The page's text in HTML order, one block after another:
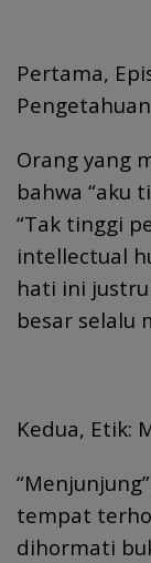
Pertama,
Pengetahuan
Orang yang
bahwa “aku
“Tak tinggi
intellectual
hati ini
besar selalu
Kedua, Etik:
tempat
dihormati